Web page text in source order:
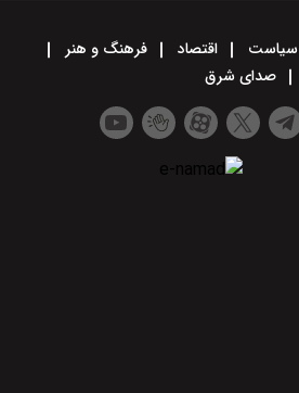
سیاست اقتصاد
فرهنگ و هنر
صدای شرق